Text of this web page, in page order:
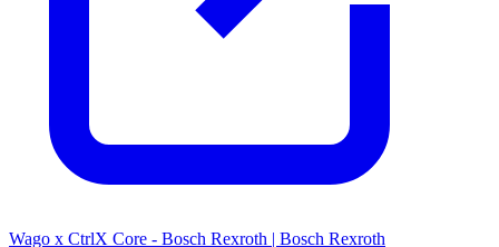
Wago x CtrlX Core - Bosch Rexroth | Bosch Rexroth